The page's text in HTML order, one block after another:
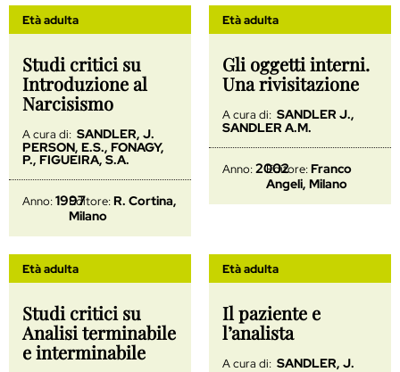
Età adulta
Studi critici su
Introduzione al
Narcisismo
A cura di: SANDLER, J.
PERSON, E.S., FONAGY,
P., FIGUEIRA, S.A.
Anno:1997Editore:R. Cortina,
Milano
Età adulta
Gli oggetti interni.
Una rivisitazione
A cura di: SANDLER J.,
SANDLER A.M.
Anno:2002
Editore:Franco
Angeli, Milano
Età adulta
Studi critici su
Analisi terminabile
e interminabile
Età adulta
Il paziente e
l’analista
A cura di: SANDLER, J.